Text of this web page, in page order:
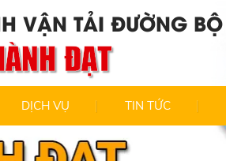
VẬN TẢI ĐƯỜNG BỘ
ĐẠT
DỊCH VỤ TIN TỨC